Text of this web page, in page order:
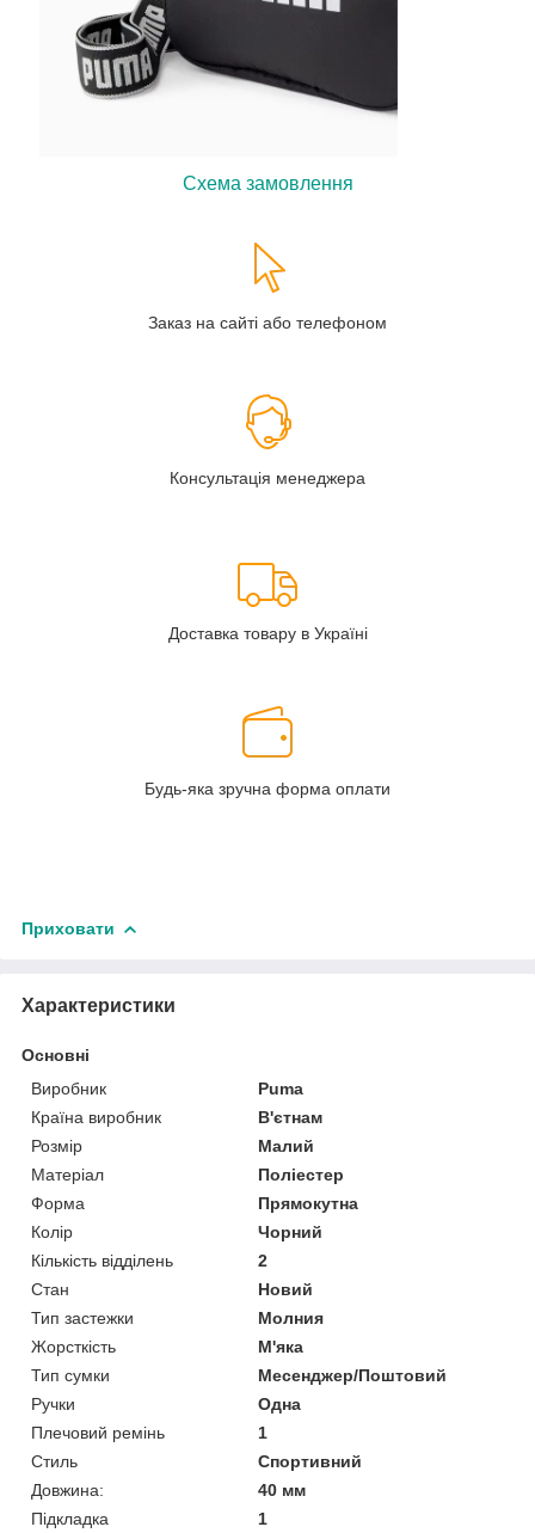
Схема замовлення
Заказ на сайті або телефоном
Консультація менеджера
Доставка товару в Україні
Будь-яка зручна форма оплати
Приховати
Характеристики
Основні
Виробник
Puma
Країна виробник
В'єтнам
Розмір
Малий
Матеріал
Поліестер
Форма
Прямокутна
Колір
Чорний
Кількість відділень
2
Стан
Новий
Тип застежки
Молния
Жорсткість
М'яка
Тип сумки
Месенджер/Поштовий
Ручки
Одна
Плечовий ремінь
1
Стиль
Спортивний
Довжина:
40 мм
Підкладка
1